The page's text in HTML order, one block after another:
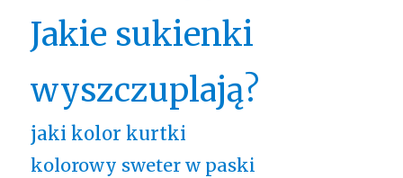
Jakie sukienki
wyszczuplają?
jaki kolor kurtki
kolorowy sweter w paski